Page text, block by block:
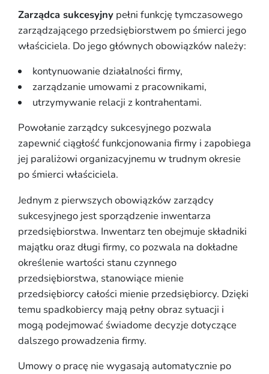
Zarządca sukcesyjny pełni funkcję tymczasowego
zarządzającego przedsiębiorstwem po śmierci jego
właściciela. Do jego głównych obowiązków należy:
kontynuowanie działalności firmy,
zarządzanie umowami z pracownikami,
utrzymywanie relacji z kontrahentami.
Powołanie zarządcy sukcesyjnego pozwala
zapewnić ciągłość funkcjonowania firmy i zapobiega
jej paraliżowi organizacyjnemu w trudnym okresie
po śmierci właściciela.
Jednym z pierwszych obowiązków zarządcy
sukcesyjnego jest sporządzenie inwentarza
przedsiębiorstwa. Inwentarz ten obejmuje składniki
majątku oraz długi firmy, co pozwala na dokładne
określenie wartości stanu czynnego
przedsiębiorstwa, stanowiące mienie
przedsiębiorcy całości mienie przedsiębiorcy. Dzięki
temu spadkobiercy mają pełny obraz sytuacji i
mogą podejmować świadome decyzje dotyczące
dalszego prowadzenia firmy.
Umowy o pracę nie wygasają automatycznie po